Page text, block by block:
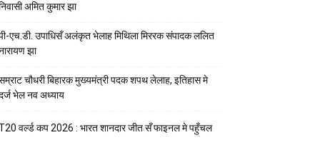
अमित कुमार झा
एच.डी. उपाधिसँ अलंकृत भेलाह मिथिला मिररक संपादक ललित
झा
चौधरी बिहारक मुख्यमंत्री पदक शपथ लेलाह, इतिहास मे
भेल नव अध्याय
वर्ल्ड कप 2026 : भारत शानदार जीत सँ फाइनल मे पहुँचल